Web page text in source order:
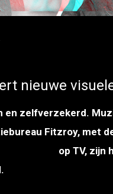
nieuwe
en zelfverzekerd.
Fitzroy, met
op TV, zijn